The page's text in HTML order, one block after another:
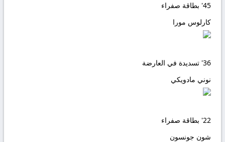
45' بطاقة صفراء
كارلوس مورا
36' تسديدة في العارضة
نوني مادويكي
22' بطاقة صفراء
شون جونسون